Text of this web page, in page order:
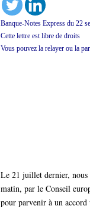
Banque-Notes Express du 22
Cette lettre est libre de droits
Vous pouvez la relayer ou la
Le 21 juillet dernier, nous
matin, par le Conseil
pour parvenir à un accord